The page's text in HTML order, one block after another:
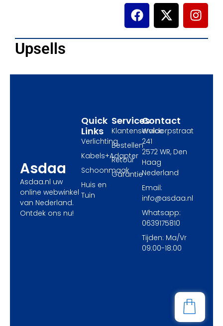
F
a
o
X
-
t
I
n
g
Upsells
Asdaa
Asdaa.nl uw
online webwinkel
van Nederland.
Ontdek ons nu!
Services
Klantenservice
Bestellen
Retour
Garantie
Quick
Links
Verlichting
Kabels+Adapter
Schoonmaak
Huis en
Tuin
Contact
Waldorpstraat
241
2572 WR, Den
Haag
Nederland
Email:
info@asdaa.nl
Whatsapp:
0639175810
Tijden: Ma/Vr
09:00-18:00